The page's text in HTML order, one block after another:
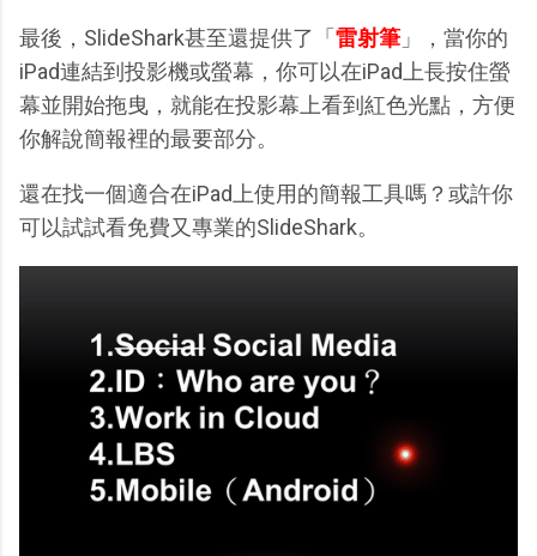
最後，SlideShark甚至還提供了「雷射筆 」，當你的
iPad連結到投影機或螢幕，你可以在iPad上長按住螢
幕並開始拖曳，就能在投影幕上看到紅色光點，方便
你解說簡報裡的最要部分。
還在找一個適合在iPad上使用的簡報工具嗎？或許你
可以試試看免費又專業的SlideShark。